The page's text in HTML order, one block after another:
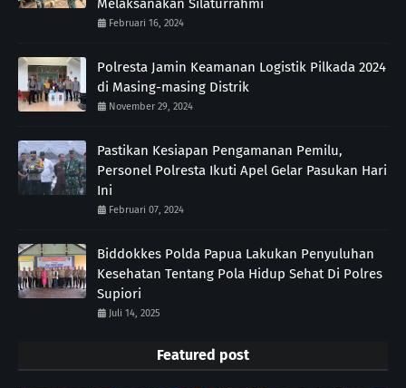
Melaksanakan Silaturrahmi
Februari 16, 2024
Polresta Jamin Keamanan Logistik Pilkada 2024
di Masing-masing Distrik
November 29, 2024
Pastikan Kesiapan Pengamanan Pemilu,
Personel Polresta Ikuti Apel Gelar Pasukan Hari
Ini
Februari 07, 2024
Biddokkes Polda Papua Lakukan Penyuluhan
Kesehatan Tentang Pola Hidup Sehat Di Polres
Supiori
Juli 14, 2025
Featured post